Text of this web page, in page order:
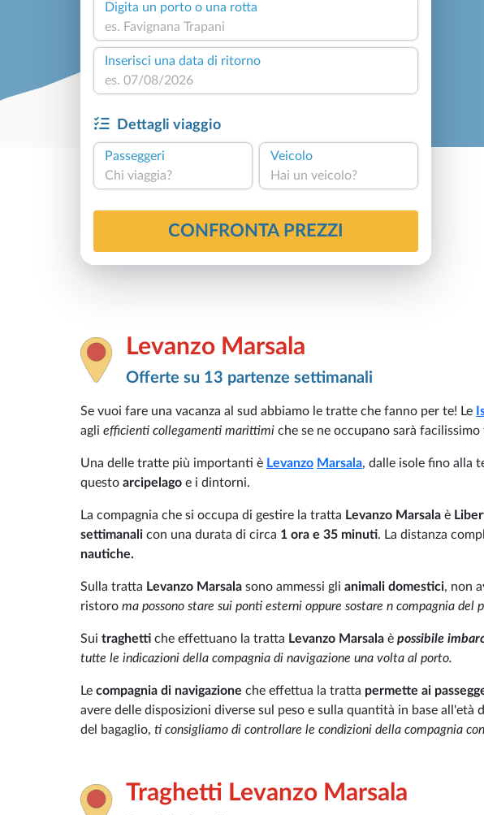
Digita un porto o una rotta
Inserisci una data di ritorno
Dettagli viaggio
Passeggeri
Chi viaggia?
Veicolo
Hai un veicolo?
CONFRONTA PREZZI
Levanzo Marsala
Offerte su 13 partenze settimanali
Se vuoi fare una vacanza al sud abbiamo le tratte che fanno per te! Le
agli efficienti collegamenti marittimi che se ne occupano sarà
Una delle tratte più importanti è Levanzo Marsala, dalle isole fino alla
questo arcipelago e i dintorni.
La compagnia che si occupa di gestire la tratta Levanzo Marsala è
settimanali con una durata di circa 1 ora e 35 minuti. La distanza
nautiche.
Sulla tratta Levanzo Marsala sono ammessi gli animali domestici, non
ristoro ma possono stare sui ponti esterni oppure sostare n compagnia del
Sui traghetti che effettuano la tratta Levanzo Marsala è possibile
tutte le indicazioni della compagnia di navigazione una volta al porto.
Le compagnia di navigazione che effettua la tratta permette ai
avere delle disposizioni diverse sul peso e sulla quantità in base
del bagaglio, ti consigliamo di controllare le condizioni della compagnia
Traghetti Levanzo Marsala